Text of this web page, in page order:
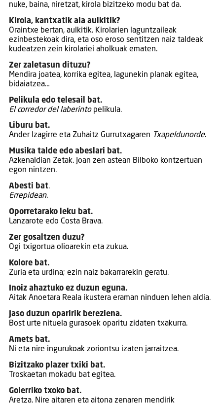
nuke, baina, niretzat, kirola bizitzeko modu bat da.
Kirola, kantxatik ala aulkitik?
Oraintxe bertan, aulkitik. Kirolarien laguntzaileak
ezinbestekoak dira, eta oso eroso sentitzen naiz taldeak
kudeatzen zein kirolariei aholkuak ematen.
Zer zaletasun dituzu?
Mendira joatea, korrika egitea, lagunekin planak egitea,
bidaiatzea…
Pelikula edo telesail bat.
El corredor del laberintopelikula.
Liburu bat.
Ander Izagirre eta Zuhaitz Gurrutxagaren Txapeldunorde.
Musika talde edo abeslari bat.
Azkenaldian Zetak. Joan zen astean Bilboko kontzertuan
egon nintzen.
Abesti bat.
Errepidean.
Oporretarako leku bat.
Lanzarote edo Costa Brava.
Zer gosaltzen duzu?
Ogi txigortua olioarekin eta zukua.
Kolore bat.
Zuria eta urdina; ezin naiz bakarrarekin geratu.
Inoiz ahaztuko ez duzun eguna.
Aitak Anoetara Reala ikustera eraman ninduen lehen aldia.
Jaso duzun oparirik bereziena.
Bost urte nituela gurasoek oparitu zidaten txakurra.
Amets bat.
Ni eta nire ingurukoak zoriontsu izaten jarraitzea.
Bizitzako plazer txiki bat.
Troskaetan mokadu bat egitea.
Goierriko txoko bat.
Aretza. Nire aitaren eta aitona zenaren mendirik